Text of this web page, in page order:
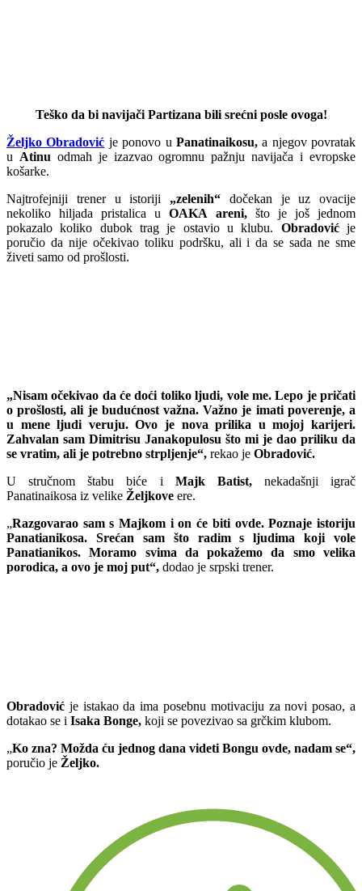
Teško da bi navijači Partizana bili srećni posle ovoga!
Željko Obradović je ponovo u Panatinaikosu,a njegov povratak
u Atinu odmah je izazvao ogromnu pažnju navijača i evropske
košarke.
Najtrofejniji trener u istoriji „zelenih“ dočekan je uz ovacije
nekoliko hiljada pristalica uOAKA areni,što je još jednom
pokazalo koliko dubok trag je ostavio u klubu. Obradovićje
poručio da nije očekivao toliku podršku, ali i da se sada ne sme
živeti samo od prošlosti.
„Nisam očekivao da će doći toliko ljudi, vole me. Lepo je pričati
o prošlosti, ali je budućnost važna. Važno je imati poverenje, a
u mene ljudi veruju. Ovo je nova prilika u mojoj karijeri.
Zahvalan sam Dimitrisu Janakopulosu što mi je dao priliku da
se vratim, ali je potrebno strpljenje“, rekao je Obradović.
U stručnom štabu biće i Majk Batist,nekadašnji igrač
Panatinaikosa iz velike Željkove ere.
„Razgovarao sam s Majkom i on će biti ovde. Poznaje istoriju
Panatianikosa. Srećan sam što radim s ljudima koji vole
Panatianikos. Moramo svima da pokažemo da smo velika
porodica, a ovo je moj put“, dodao je srpski trener.
Obradović je istakao da ima posebnu motivaciju za novi posao, a
dotakao se i Isaka Bonge, koji se povezivao sa grčkim klubom.
„Ko zna? Možda ću jednog dana videti Bongu ovde, nadam se“,
poručio je Željko.